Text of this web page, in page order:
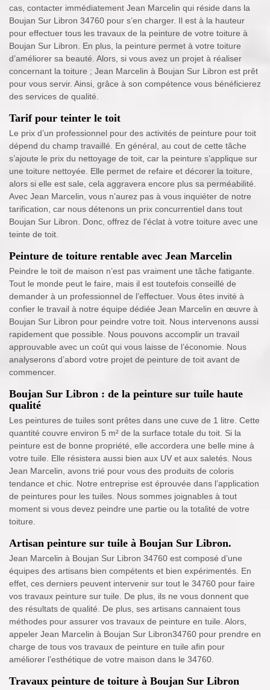
cas, contacter immédiatement Jean Marcelin qui réside dans la
Boujan Sur Libron 34760 pour s’en charger. Il est à la hauteur
pour effectuer tous les travaux de la peinture de votre toiture à
Boujan Sur Libron. En plus, la peinture permet à votre toiture
d’améliorer sa beauté. Alors, si vous avez un projet à réaliser
concernant la toiture ; Jean Marcelin à Boujan Sur Libron est prêt
pour vous servir. Ainsi, grâce à son compétence vous bénéficierez
des services de qualité.
Tarif pour teinter le toit
Le prix d’un professionnel pour des activités de peinture pour toit
dépend du champ travaillé. En général, au cout de cette tâche
s’ajoute le prix du nettoyage de toit, car la peinture s’applique sur
une toiture nettoyée. Elle permet de refaire et décorer la toiture,
alors si elle est sale, cela aggravera encore plus sa perméabilité.
Avec Jean Marcelin, vous n’aurez pas à vous inquiéter de notre
tarification, car nous détenons un prix concurrentiel dans tout
Boujan Sur Libron. Donc, offrez de l'éclat à votre toiture avec une
teinte de toit.
Peinture de toiture rentable avec Jean Marcelin
Peindre le toit de maison n’est pas vraiment une tâche fatigante.
Tout le monde peut le faire, mais il est toutefois conseillé de
demander à un professionnel de l’effectuer. Vous êtes invité à
confier le travail à notre équipe dédiée Jean Marcelin en œuvre à
Boujan Sur Libron pour peindre votre toit. Nous intervenons aussi
rapidement que possible. Nous pouvons accomplir un travail
approuvable avec un coût qui vous laisse de l’économie. Nous
analyserons d’abord votre projet de peinture de toit avant de
commencer.
Boujan Sur Libron : de la peinture sur tuile haute
qualité
Les peintures de tuiles sont prêtes dans une cuve de 1 litre. Cette
quantité couvre environ 5 m² de la surface totale du toit. Si la
peinture est de bonne propriété, elle accordera une belle mine à
votre tuile. Elle résistera aussi bien aux UV et aux saletés. Nous
Jean Marcelin, avons trié pour vous des produits de coloris
tendance et chic. Notre entreprise est éprouvée dans l’application
de peintures pour les tuiles. Nous sommes joignables à tout
moment si vous devez peindre une partie ou la totalité de votre
toiture.
Artisan peinture sur tuile à Boujan Sur Libron.
Jean Marcelin à Boujan Sur Libron 34760 est composé d’une
équipes des artisans bien compétents et bien expérimentés. En
effet, ces derniers peuvent intervenir sur tout le 34760 pour faire
vos travaux peinture sur tuile. De plus, ils ne vous donnent que
des résultats de qualité. De plus, ses artisans cannaient tous
méthodes pour assurer vos travaux de peinture en tuile. Alors,
appeler Jean Marcelin à Boujan Sur Libron34760 pour prendre en
charge de tous vos travaux de peinture en tuile afin pour
améliorer l’esthétique de votre maison dans le 34760.
Travaux peinture de toiture à Boujan Sur Libron